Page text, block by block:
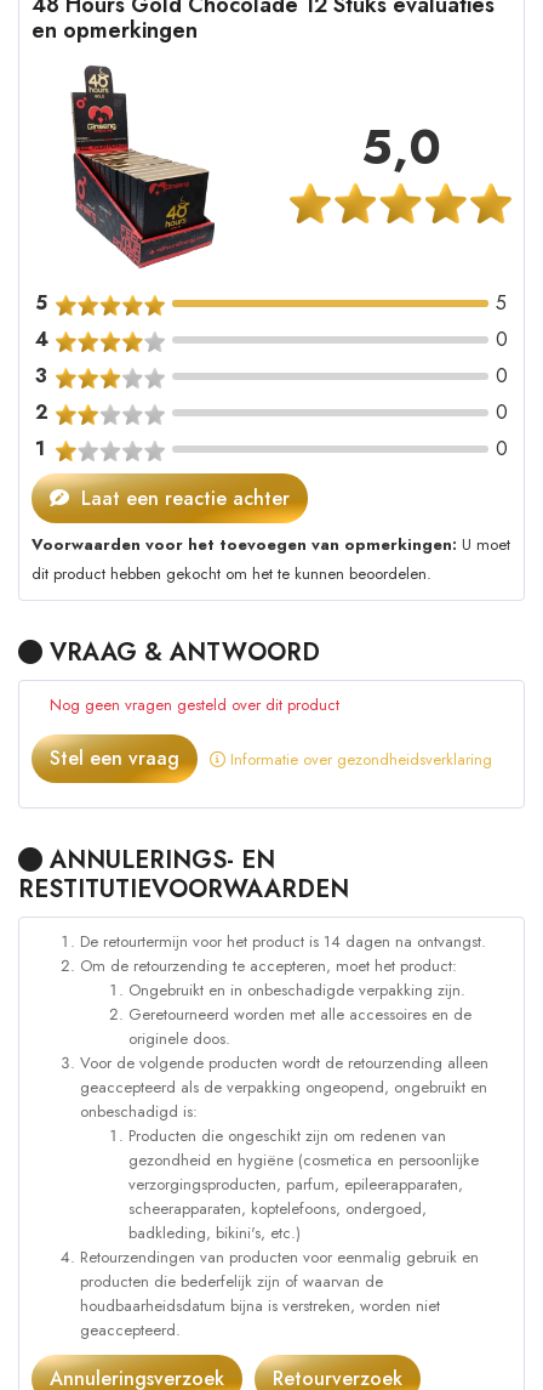
en opmerkingen
5,0
5
5
4
0
3
0
2
0
1
0
Laat een reactie achter
Voorwaarden voor het toevoegen van opmerkingen: U moet
dit product hebben gekocht om het te kunnen beoordelen.
VRAAG & ANTWOORD
Nog geen vragen gesteld over dit product
Stel een vraag Informatie over gezondheidsverklaring
ANNULERINGS- EN
RESTITUTIEVOORWAARDEN
De retourtermijn voor het product is 14 dagen na ontvangst.
Om de retourzending te accepteren, moet het product:
Ongebruikt en in onbeschadigde verpakking zijn.
Geretourneerd worden met alle accessoires en de
originele doos.
Voor de volgende producten wordt de retourzending alleen
geaccepteerd als de verpakking ongeopend, ongebruikt en
onbeschadigd is:
Producten die ongeschikt zijn om redenen van
gezondheid en hygiëne (cosmetica en persoonlijke
verzorgingsproducten, parfum, epileerapparaten,
scheerapparaten, koptelefoons, ondergoed,
badkleding, bikini's, etc.)
Retourzendingen van producten voor eenmalig gebruik en
producten die bederfelijk zijn of waarvan de
houdbaarheidsdatum bijna is verstreken, worden niet
geaccepteerd.
Annuleringsverzoek Retourverzoek